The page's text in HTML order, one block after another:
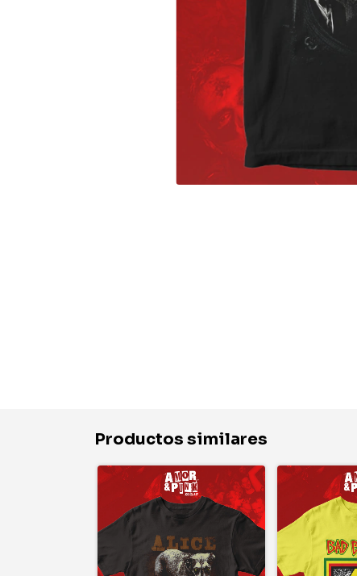
Productos similares